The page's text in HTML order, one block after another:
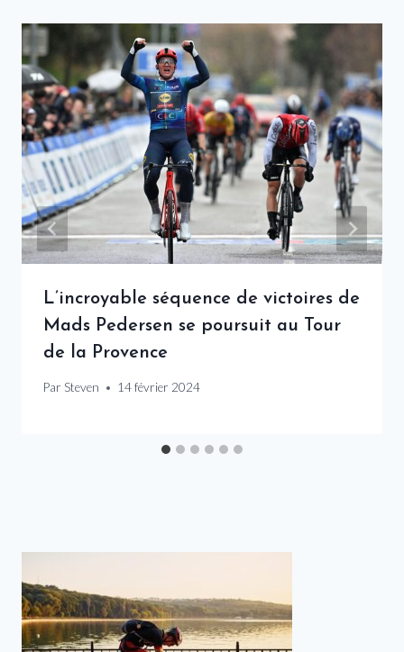
L’incroyable séquence de victoires de
Mads Pedersen se poursuit au Tour
de la Provence
Par Steven 14 février 2024